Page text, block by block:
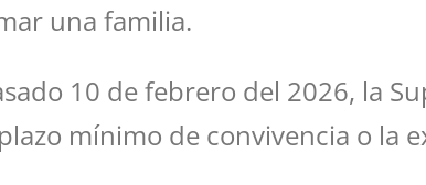
una familia.
10 de febrero del 2026, la
mínimo de convivencia o la